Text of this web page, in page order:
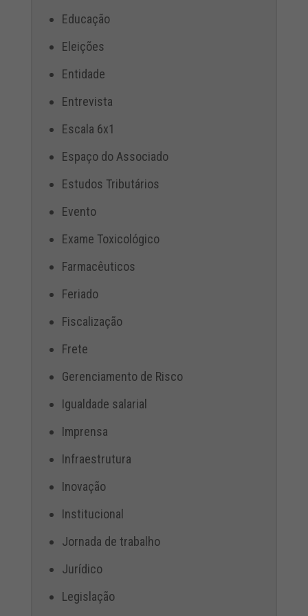
Educação
Eleições
Entidade
Entrevista
Escala 6x1
Espaço do Associado
Estudos Tributários
Evento
Exame Toxicológico
Farmacêuticos
Feriado
Fiscalização
Frete
Gerenciamento de Risco
Igualdade salarial
Imprensa
Infraestrutura
Inovação
Institucional
Jornada de trabalho
Jurídico
Legislação